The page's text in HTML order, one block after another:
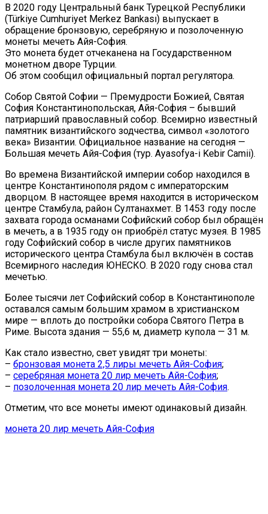
В 2020 году Центральный банк Турецкой Республики
(Türkiye Cumhuriyet Merkez Bankası) выпускает в
обращение бронзовую, серебряную и позолоченную
монеты мечеть Айя-София.
Это монета будет отчеканена на Государственном
монетном дворе Турции.
Об этом сообщил официальный портал регулятора.
Собор Святой Софии — Премудрости Божией, Святая
София Константинопольская, Айя-София – бывший
патриарший православный собор. Всемирно известный
памятник византийского зодчества, символ «золотого
века» Византии. Официальное название на сегодня —
Большая мечеть Айя-София (тур. Ayasofya-i Kebir Camii).
Во времена Византийской империи собор находился в
центре Константинополя рядом с императорским
дворцом. В настоящее время находится в историческом
центре Стамбула, район Султанахмет. В 1453 году после
захвата города османами Софийский собор был обращён
в мечеть, а в 1935 году он приобрёл статус музея. В 1985
году Софийский собор в числе других памятников
исторического центра Стамбула был включён в состав
Всемирного наследия ЮНЕСКО. В 2020 году снова стал
мечетью.
Более тысячи лет Софийский собор в Константинополе
оставался самым большим храмом в христианском
мире — вплоть до постройки собора Святого Петра в
Риме. Высота здания — 55,6 м, диаметр купола — 31 м.
Как стало известно, свет увидят три монеты:
– бронзовая монета 2,5 лиры мечеть Айя-София;
– серебряная монета 20 лир мечеть Айя-София;
– позолоченная монета 20 лир мечеть Айя-София.
Отметим, что все монеты имеют одинаковый дизайн.
монета 20 лир мечеть Айя-София